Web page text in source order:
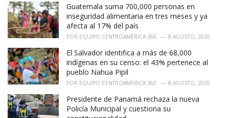
s
:
Guatemala suma 700,000 personas en
inseguridad alimentaria en tres meses y ya
afecta al 17% del país
POR EQUIPO CENTROAMÉRICA 360 8 AGOSTO, 2026
El Salvador identifica a más de 68,000
indígenas en su censo: el 43% pertenece al
pueblo Nahua Pipil
POR EQUIPO CENTROAMÉRICA 360 8 AGOSTO, 2026
Presidente de Panamá rechaza la nueva
Policía Municipal y cuestiona su